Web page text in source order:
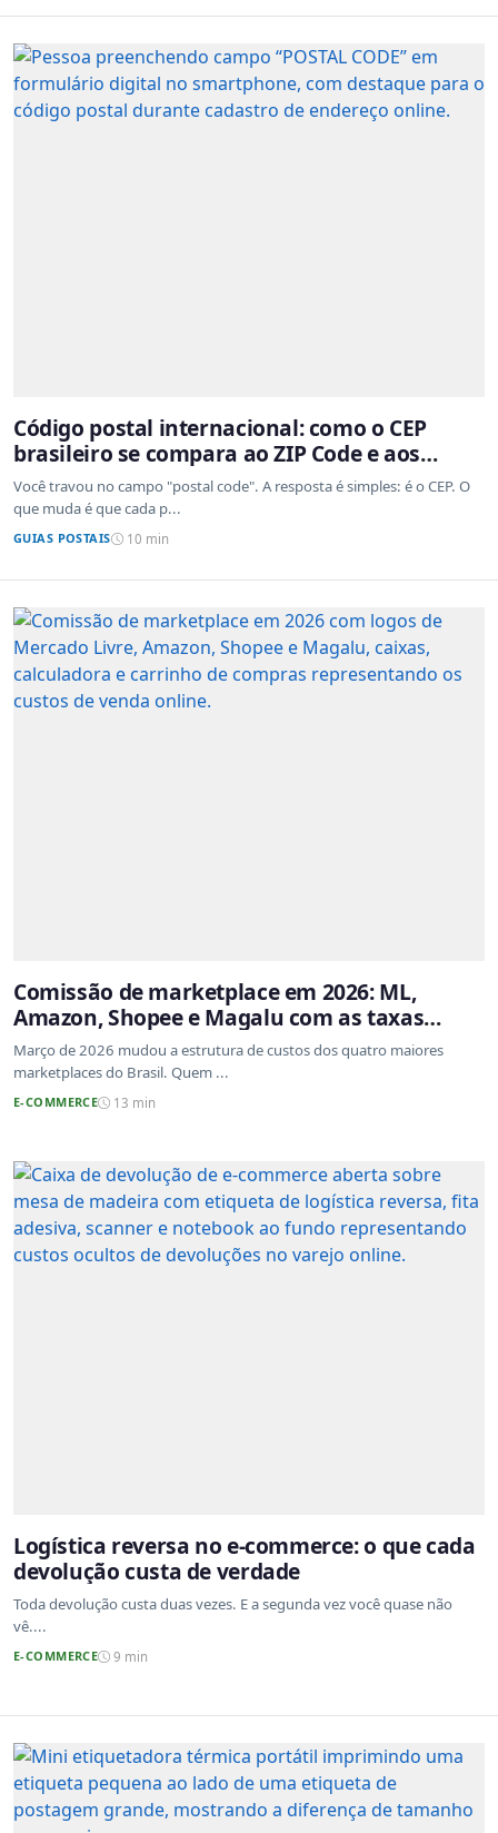
Código postal internacional: como o CEP
brasileiro se compara ao ZIP Code e aos
sistemas de outros países
Você travou no campo "postal code". A resposta é simples: é o CEP. O
que muda é que cada p...
GUIAS POSTAIS 10 min
Comissão de marketplace em 2026: ML,
Amazon, Shopee e Magalu com as taxas
atualizadas
Março de 2026 mudou a estrutura de custos dos quatro maiores
marketplaces do Brasil. Quem ...
E-COMMERCE 13 min
Logística reversa no e-commerce: o que cada
devolução custa de verdade
Toda devolução custa duas vezes. E a segunda vez você quase não
vê....
E-COMMERCE 9 min